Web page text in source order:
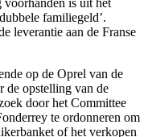
voorhanden is uit het
familiegeld’.
leverantie aan de Franse
op de Oprel van de
de opstelling van de
door het Committee
te ordonneren om
of het verkopen